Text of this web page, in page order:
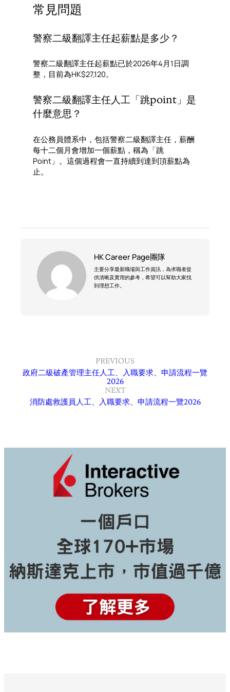
常見問題
警察二級翻譯主任起薪點是多少？
警察二級翻譯主任起薪點已於2026年4月1日調
整，目前為HK$27,120。
警察二級翻譯主任人工「跳point」是
什麼意思？
在公務員體系中，包括警察二級翻譯主任，薪酬
每十二個月會增加一個薪點，稱為「跳
Point」。這個過程會一直持續到達到頂薪點為
止。
HK Career Page團隊
主要分享最新職場與工作資訊，為求職者提
供清晰及實用的參考，希望可以幫助大家找
到理想工作。
PREVIOUS
政府二級破產管理主任人工、入職要求、申請流程一覽
2026
NEXT
消防處救護員人工、入職要求、申請流程一覽2026